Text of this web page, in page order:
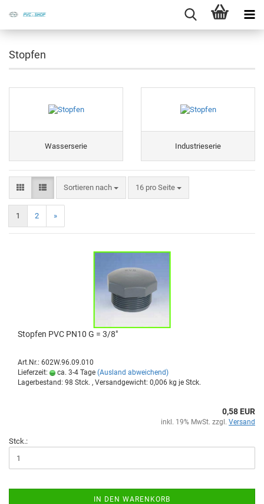
Stopfen
Wasserserie Industrieserie
Sortieren nach 16 pro Seite
1 2 »
Stop­fen PVC PN10 G = 3/8"
Art.Nr.: 602W.96.09.010
Lieferzeit:
ca. 3-4 Tage (Ausland abweichend)
Lagerbestand: 98 Stck. , Versandgewicht: 0,006 kg je Stck.
0,58 EUR
inkl. 19% MwSt. zzgl. Versand
Stck.:
IN DEN WARENKORB